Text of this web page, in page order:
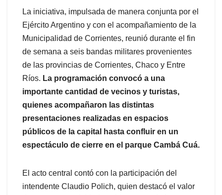
La iniciativa, impulsada de manera conjunta por el
Ejército Argentino y con el acompañamiento de la
Municipalidad de Corrientes, reunió durante el fin
de semana a seis bandas militares provenientes
de las provincias de Corrientes, Chaco y Entre
Ríos. La programación convocó a una
importante cantidad de vecinos y turistas,
quienes acompañaron las distintas
presentaciones realizadas en espacios
públicos de la capital hasta confluir en un
espectáculo de cierre en el parque Cambá Cuá.
El acto central contó con la participación del
intendente Claudio Polich, quien destacó el valor